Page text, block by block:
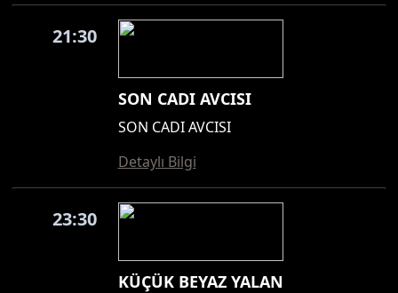
21:30
SON CADI AVCISI
SON CADI AVCISI
Detaylı Bilgi
23:30
KÜÇÜK BEYAZ YALAN